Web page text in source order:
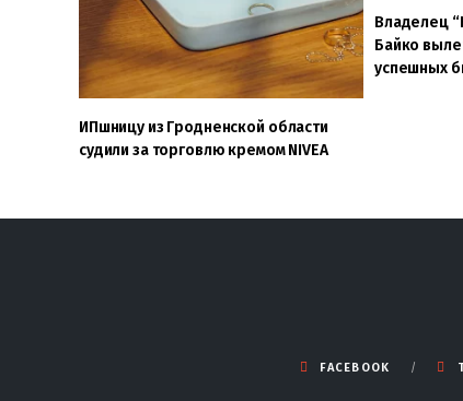
ИПшницу из Гродненской области
судили за торговлю кремом NIVEA
Владелец
Байко
успешных
FACEBOOK